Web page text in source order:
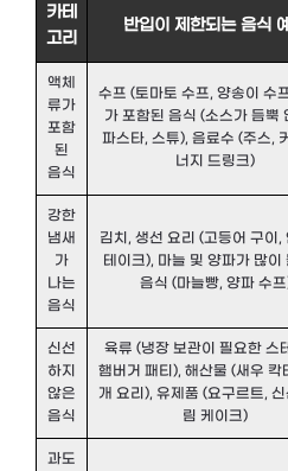
카테
고리
반입이 제한되는 음식
액체
류가
포함
된
음식
수프 (토마토 수프, 양송이 수
가 포함된 음식 (소스가 듬뿍
파스타, 스튜), 음료수 (주스,
너지 드링크)
강한
냄새
가
나는
음식
김치, 생선 요리 (고등어 구이,
테이크), 마늘 및 양파가 많이
음식 (마늘빵, 양파 수
신선
하지
않은
음식
육류 (냉장 보관이 필요한 스
햄버거 패티), 해산물 (새우 칵
개 요리), 유제품 (요구르트,
림 케이크)
과도